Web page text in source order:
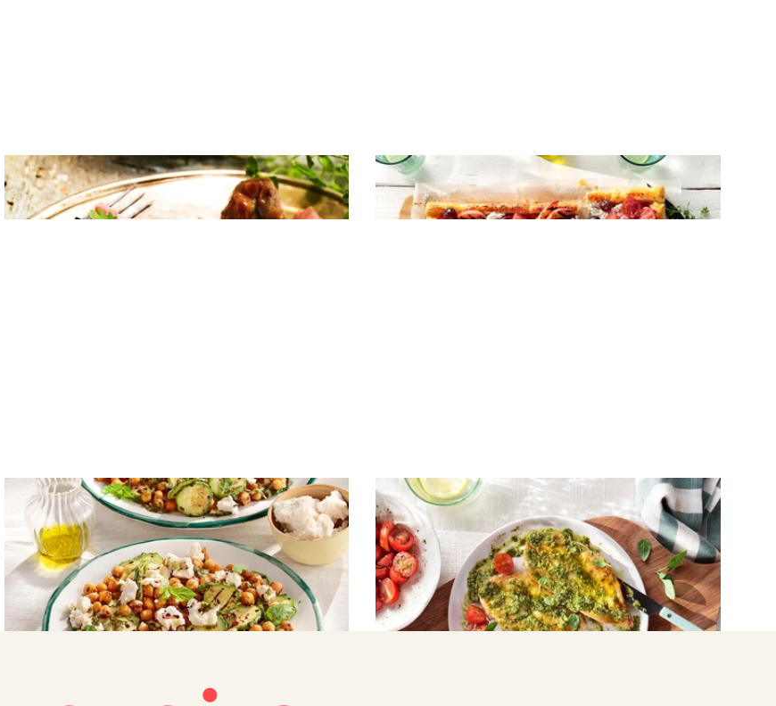
Μοσχαρίσια ρολάκια γεμιστά με
μοτσαρέλα και προσούτο
ΚΡΕΑΣ
Τάρτα σφολιάτας με ντοματίνια,
νεκταρίνι και τυριά
ΑΛΜΥΡΕΣ ΤΑΡΤΕΣ
Τραγανά πικάντικα ρεβίθια με
κολοκυθάκια
ΟΣΠΡΙΑ
Φιλέτο στήθος κοτόπουλο με πέστο
βασιλικού
ΚΟΤΟΠΟΥΛΟ